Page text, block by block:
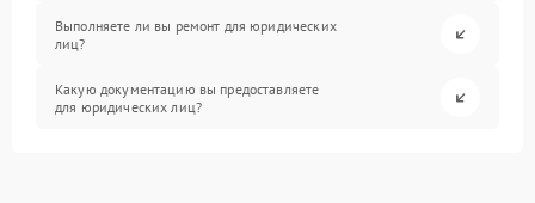
Выполняете ли вы ремонт для юридических
лиц?
Какую документацию вы предоставляете
для юридических лиц?